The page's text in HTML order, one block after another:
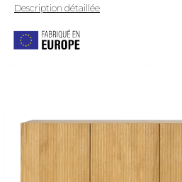
Description détaillée